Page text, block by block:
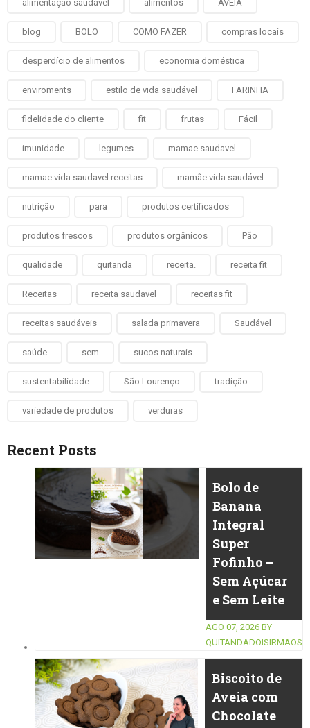
alimentação saudável alimentos AVEIA
blog BOLO COMO FAZER compras locais
desperdício de alimentos economia doméstica
enviroments estilo de vida saudável FARINHA
fidelidade do cliente fit frutas Fácil
imunidade legumes mamae saudavel
mamae vida saudavel receitas mamãe vida saudável
nutrição para produtos certificados
produtos frescos produtos orgânicos Pão
qualidade quitanda receita. receita fit
Receitas receita saudavel receitas fit
receitas saudáveis salada primavera Saudável
saúde sem sucos naturais
sustentabilidade São Lourenço tradição
variedade de produtos verduras
Recent Posts
Bolo de
Banana
Integral
Super
Fofinho –
Sem Açúcar
e Sem Leite
AGO 07, 2026 BY
QUITANDADOISIRMAOS
Biscoito de
Aveia com
Chocolate